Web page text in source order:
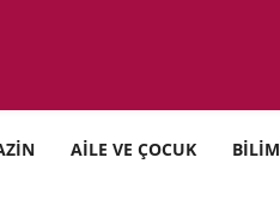
AİLE VE ÇOCUK BİLİM